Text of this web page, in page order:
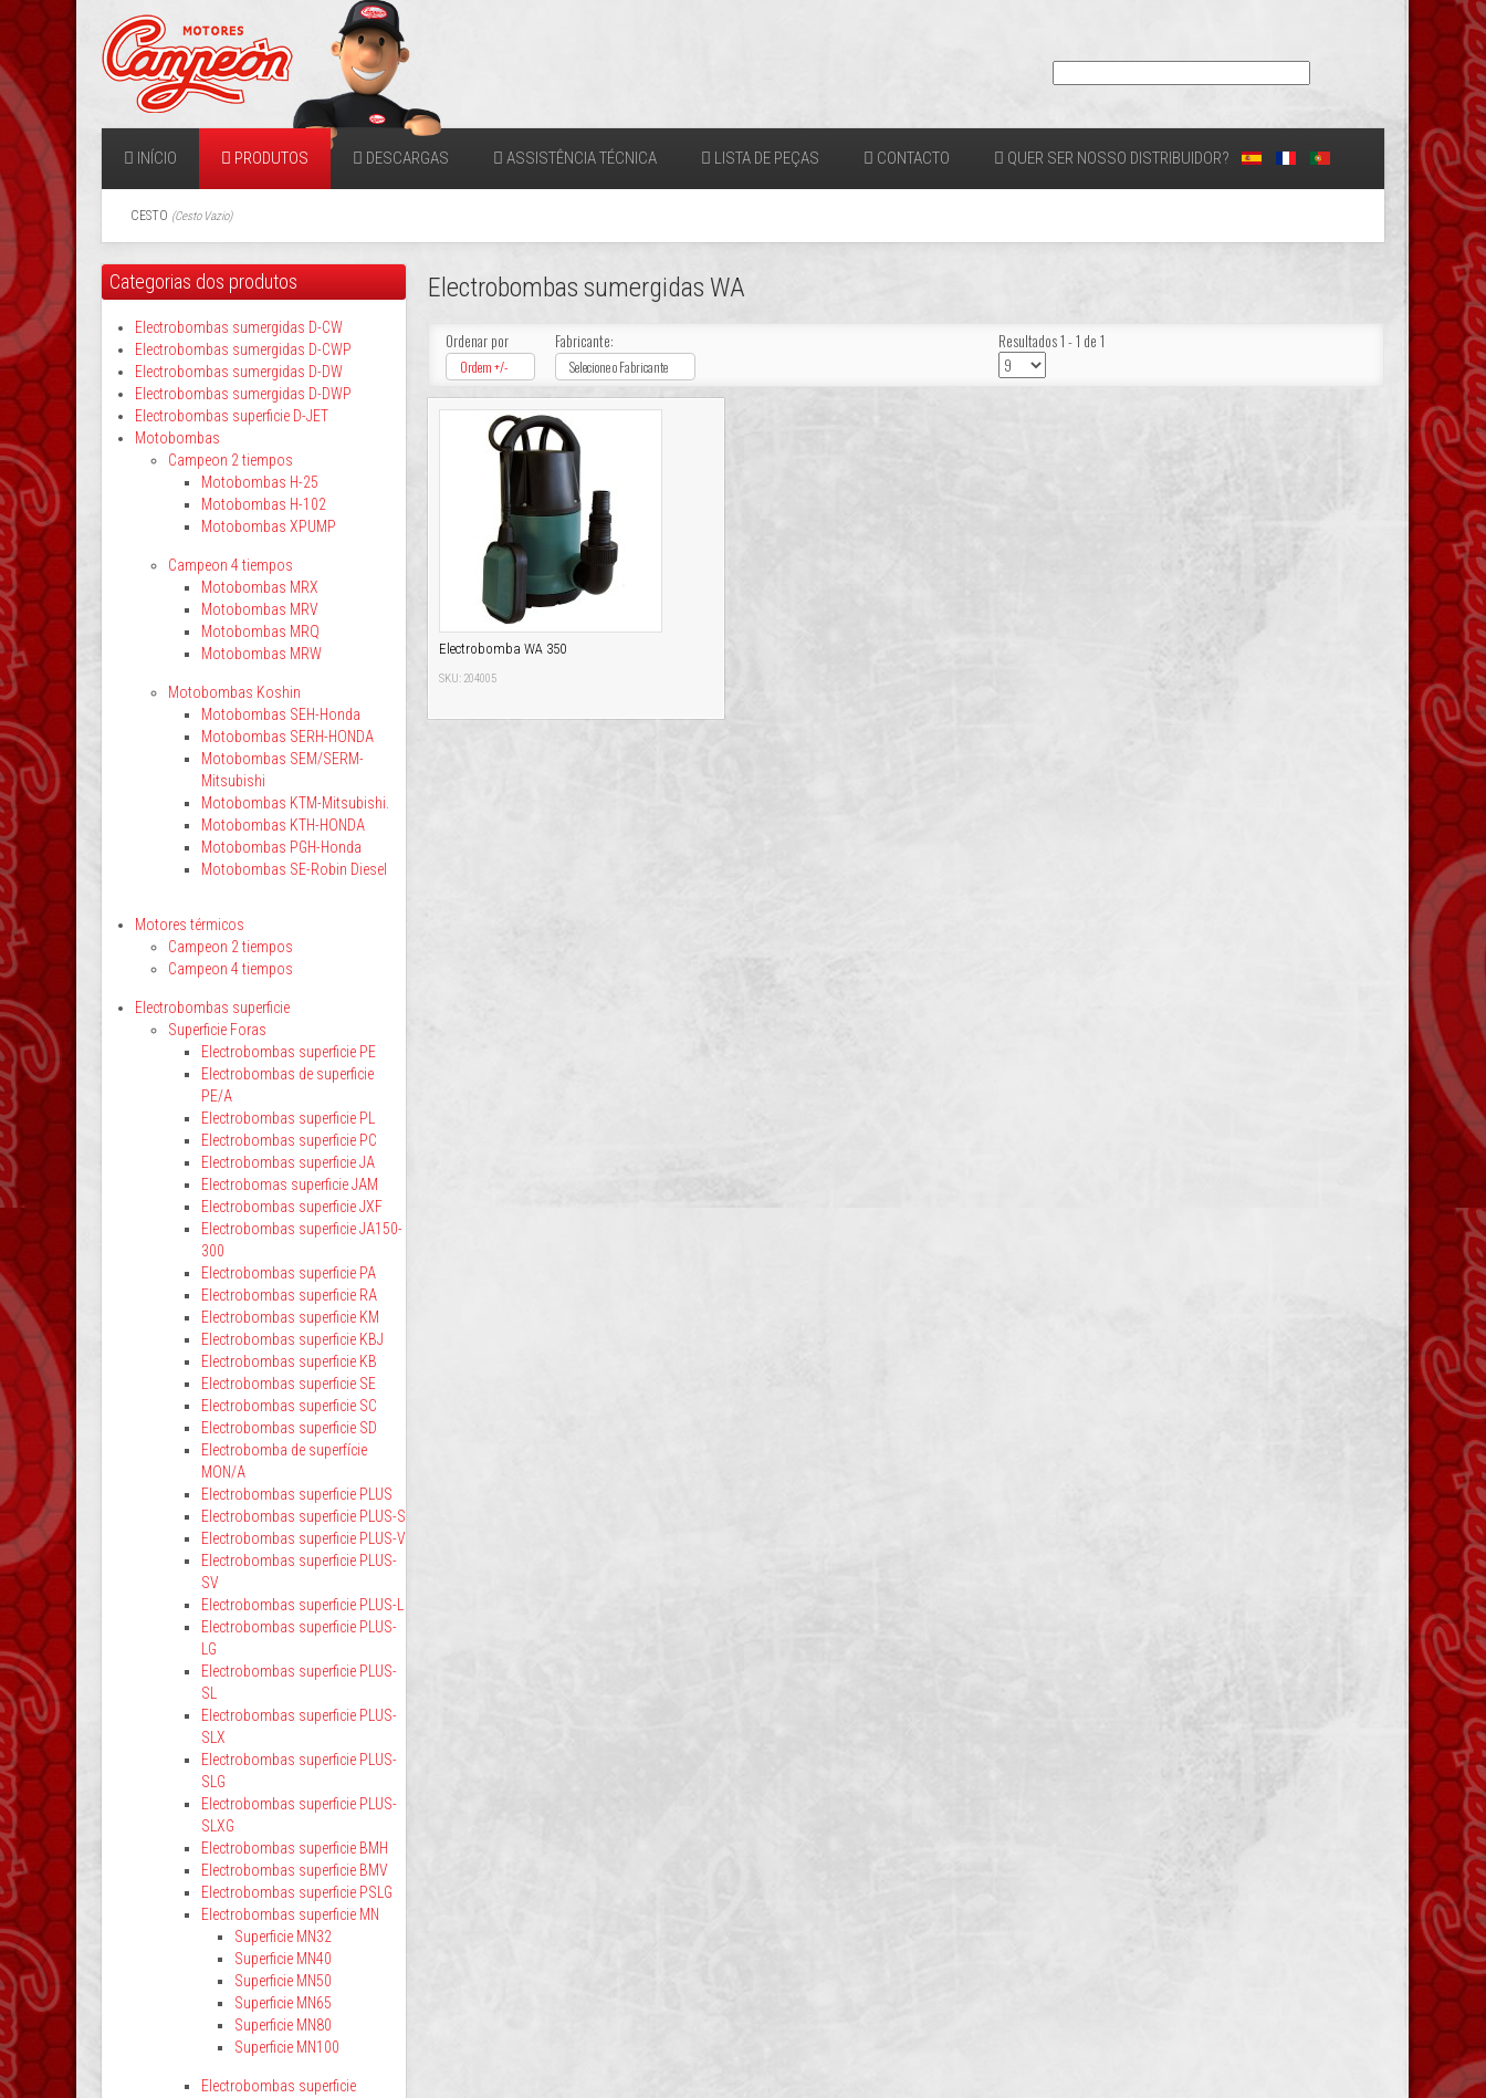
INÍCIO PRODUTOS DESCARGAS ASSISTÊNCIA TÉCNICA LISTA DE PEÇAS CONTACTO QUER SER NOSSO DISTRIBUIDOR?
CESTO (Cesto Vazio)
Electrobombas sumergidas WA
Ordenar por
Ordem +/-
Fabricante:
Selecione o Fabricante
Resultados 1 - 1 de 1
Electrobomba WA 350
SKU: 204005
Categorias dos produtos
Electrobombas sumergidas D-CW
Electrobombas sumergidas D-CWP
Electrobombas sumergidas D-DW
Electrobombas sumergidas D-DWP
Electrobombas superficie D-JET
Motobombas
Campeon 2 tiempos
Motobombas H-25
Motobombas H-102
Motobombas XPUMP
Campeon 4 tiempos
Motobombas MRX
Motobombas MRV
Motobombas MRQ
Motobombas MRW
Motobombas Koshin
Motobombas SEH-Honda
Motobombas SERH-HONDA
Motobombas SEM/SERM-
Mitsubishi
Motobombas KTM-Mitsubishi.
Motobombas KTH-HONDA
Motobombas PGH-Honda
Motobombas SE-Robin Diesel
Motores térmicos
Campeon 2 tiempos
Campeon 4 tiempos
Electrobombas superficie
Superficie Foras
Electrobombas superficie PE
Electrobombas de superficie
PE/A
Electrobombas superficie PL
Electrobombas superficie PC
Electrobombas superficie JA
Electrobomas superficie JAM
Electrobombas superficie JXF
Electrobombas superficie JA150-
300
Electrobombas superficie PA
Electrobombas superficie RA
Electrobombas superficie KM
Electrobombas superficie KBJ
Electrobombas superficie KB
Electrobombas superficie SE
Electrobombas superficie SC
Electrobombas superficie SD
Electrobomba de superfície
MON/A
Electrobombas superficie PLUS
Electrobombas superficie PLUS-S
Electrobombas superficie PLUS-V
Electrobombas superficie PLUS-
SV
Electrobombas superficie PLUS-L
Electrobombas superficie PLUS-
LG
Electrobombas superficie PLUS-
SL
Electrobombas superficie PLUS-
SLX
Electrobombas superficie PLUS-
SLG
Electrobombas superficie PLUS-
SLXG
Electrobombas superficie BMH
Electrobombas superficie BMV
Electrobombas superficie PSLG
Electrobombas superficie MN
Superficie MN32
Superficie MN40
Superficie MN50
Superficie MN65
Superficie MN80
Superficie MN100
Electrobombas superficie